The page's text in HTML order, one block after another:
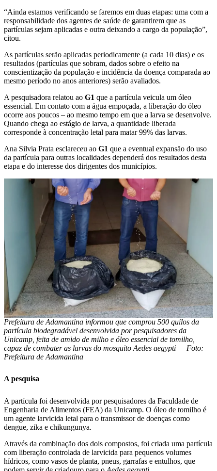
“Ainda estamos verificando se faremos em duas etapas: uma com a
responsabilidade dos agentes de saúde de garantirem que as
partículas sejam aplicadas e outra deixando a cargo da população”,
citou.
As partículas serão aplicadas periodicamente (a cada 10 dias) e os
resultados (partículas que sobram, dados sobre o efeito na
conscientização da população e incidência da doença comparada ao
mesmo período no anos anteriores) serão avaliados.
A pesquisadora relatou ao G1 que a partícula veicula um óleo
essencial. Em contato com a água empoçada, a liberação do óleo
ocorre aos poucos – ao mesmo tempo em que a larva se desenvolve.
Quando chega ao estágio de larva, a quantidade liberada
corresponde à concentração letal para matar 99% das larvas.
Ana Silvia Prata esclareceu ao G1 que a eventual expansão do uso
da partícula para outras localidades dependerá dos resultados desta
etapa e do interesse dos dirigentes dos municípios.
Prefeitura de Adamantina informou que comprou 500 quilos da
partícula biodegradável desenvolvida por pesquisadores da
Unicamp, feita de amido de milho e óleo essencial de tomilho,
capaz de combater as larvas do mosquito Aedes aegypti — Foto:
Prefeitura de Adamantina
A pesquisa
A partícula foi desenvolvida por pesquisadores da Faculdade de
Engenharia de Alimentos (FEA) da Unicamp. O óleo de tomilho é
um agente larvicida letal para o transmissor de doenças como
dengue, zika e chikungunya.
Através da combinação dos dois compostos, foi criada uma partícula
com liberação controlada de larvicida para pequenos volumes
hídricos, como vasos de planta, pneus, garrafas e entulhos, que